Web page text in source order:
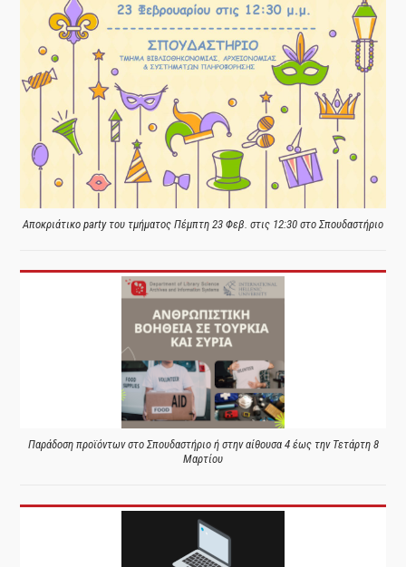
Αποκριάτικο party του τμήματος Πέμπτη 23 Φεβ. στις 12:30 στο Σπουδαστήριο
Παράδοση προϊόντων στο Σπουδαστήριο ή στην αίθουσα 4 έως την Τετάρτη 8
Μαρτίου